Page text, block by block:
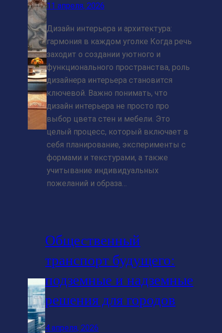
11 апреля, 2026
Дизайн интерьера и архитектура:
гармония в каждом уголке Когда речь
заходит о создании уютного и
функционального пространства, роль
дизайнера интерьера становится
ключевой. Важно понимать, что
дизайн интерьера не просто про
выбор цвета стен и мебели. Это
целый процесс, который включает в
себя планирование, эксперименты с
формами и текстурами, а также
учитывание индивидуальных
пожеланий и образа…
Общественный
транспорт будущего:
подземные и надземные
решения для городов
4 апреля, 2026